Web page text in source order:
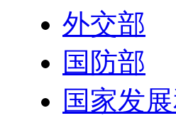
外交部
国防部
国家发